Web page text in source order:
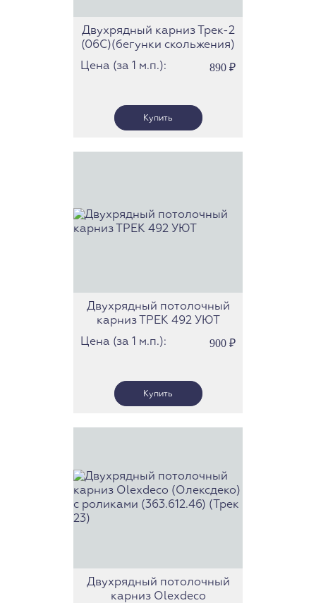
Двухрядный карниз Трек-2
(06С)(бегунки скольжения)
Цена (за 1 м.п.):
890 ₽
Двухрядный потолочный
карниз ТРЕК 492 УЮТ
Цена (за 1 м.п.):
900 ₽
Двухрядный потолочный
карниз Olexdeco